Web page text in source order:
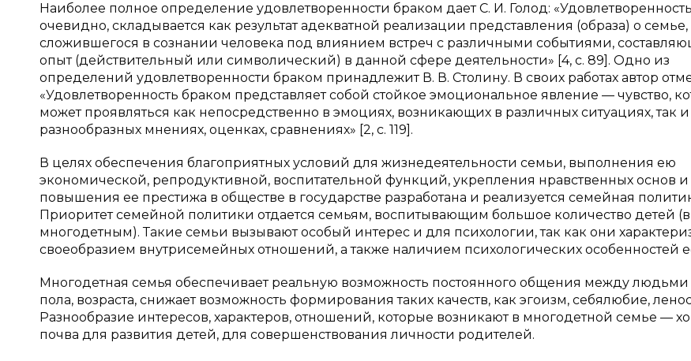
Наиболее полное определение удовлетворенности браком дает С. И. Голод:
очевидно, складывается как результат адекватной реализации представления (образа) о семье,
сложившегося в сознании человека под влиянием встреч с различными событиями,
опыт (действительный или символический) в данной сфере деятельности» [4, c. 89]. Одно из
определений удовлетворенности браком принадлежит В. В. Столину. В своих работах автор
«Удовлетворенность браком представляет собой стойкое эмоциональное явление — чувство,
может проявляться как непосредственно в эмоциях, возникающих в различных ситуациях, так и
разнообразных мнениях, оценках, сравнениях» [2, c. 119].
В целях обеспечения благоприятных условий для жизнедеятельности семьи, выполнения ею
экономической, репродуктивной, воспитательной функций, укрепления нравственных основ и
повышения ее престижа в обществе в государстве разработана и реализуется семейная
Приоритет семейной политики отдается семьям, воспитывающим большое количество детей (в
многодетным). Такие семьи вызывают особый интерес и для психологии, так как они
своеобразием внутрисемейных отношений, а также наличием психологических особенностей
Многодетная семья обеспечивает реальную возможность постоянного общения между людьми
пола, возраста, снижает возможность формирования таких качеств, как эгоизм, себялюбие,
Разнообразие интересов, характеров, отношений, которые возникают в многодетной семье —
почва для развития детей, для совершенствования личности родителей.